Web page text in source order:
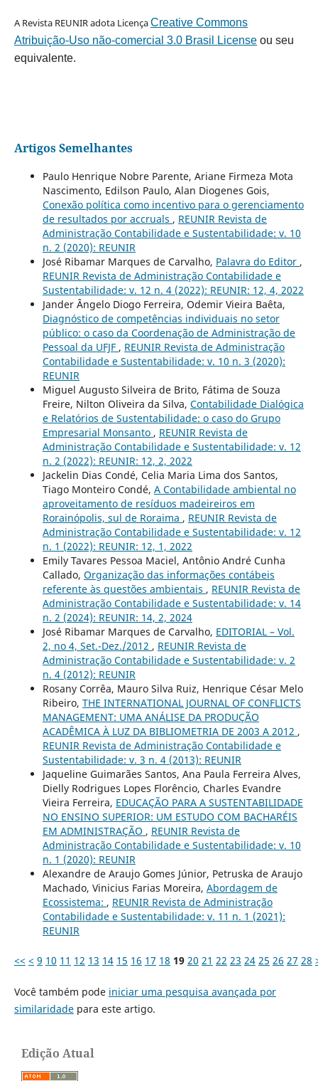
A Revista REUNIR adota LicençaCreative Commons
Atribuição-Uso não-comercial 3.0 Brasil Licenseou seu
equivalente.
Artigos Semelhantes
Paulo Henrique Nobre Parente, Ariane Firmeza Mota
Nascimento, Edilson Paulo, Alan Diogenes Gois,
Conexão política como incentivo para o gerenciamento
de resultados por accruals , REUNIR Revista de
Administração Contabilidade e Sustentabilidade: v. 10
n. 2 (2020): REUNIR
José Ribamar Marques de Carvalho, Palavra do Editor ,
REUNIR Revista de Administração Contabilidade e
Sustentabilidade: v. 12 n. 4 (2022): REUNIR: 12, 4, 2022
Jander Ângelo Diogo Ferreira, Odemir Vieira Baêta,
Diagnóstico de competências individuais no setor
público: o caso da Coordenação de Administração de
Pessoal da UFJF , REUNIR Revista de Administração
Contabilidade e Sustentabilidade: v. 10 n. 3 (2020):
REUNIR
Miguel Augusto Silveira de Brito, Fátima de Souza
Freire, Nilton Oliveira da Silva, Contabilidade Dialógica
e Relatórios de Sustentabilidade: o caso do Grupo
Empresarial Monsanto , REUNIR Revista de
Administração Contabilidade e Sustentabilidade: v. 12
n. 2 (2022): REUNIR: 12, 2, 2022
Jackelin Dias Condé, Celia Maria Lima dos Santos,
Tiago Monteiro Condé, A Contabilidade ambiental no
aproveitamento de resíduos madeireiros em
Rorainópolis, sul de Roraima , REUNIR Revista de
Administração Contabilidade e Sustentabilidade: v. 12
n. 1 (2022): REUNIR: 12, 1, 2022
Emily Tavares Pessoa Maciel, Antônio André Cunha
Callado, Organização das informações contábeis
referente às questões ambientais , REUNIR Revista de
Administração Contabilidade e Sustentabilidade: v. 14
n. 2 (2024): REUNIR: 14, 2, 2024
José Ribamar Marques de Carvalho, EDITORIAL – Vol.
2, no 4, Set.-Dez./2012 , REUNIR Revista de
Administração Contabilidade e Sustentabilidade: v. 2
n. 4 (2012): REUNIR
Rosany Corrêa, Mauro Silva Ruiz, Henrique César Melo
Ribeiro, THE INTERNATIONAL JOURNAL OF CONFLICTS
MANAGEMENT: UMA ANÁLISE DA PRODUÇÃO
ACADÊMICA À LUZ DA BIBLIOMETRIA DE 2003 A 2012 ,
REUNIR Revista de Administração Contabilidade e
Sustentabilidade: v. 3 n. 4 (2013): REUNIR
Jaqueline Guimarães Santos, Ana Paula Ferreira Alves,
Dielly Rodrigues Lopes Florêncio, Charles Evandre
Vieira Ferreira, EDUCAÇÃO PARA A SUSTENTABILIDADE
NO ENSINO SUPERIOR: UM ESTUDO COM BACHARÉIS
EM ADMINISTRAÇÃO , REUNIR Revista de
Administração Contabilidade e Sustentabilidade: v. 10
n. 1 (2020): REUNIR
Alexandre de Araujo Gomes Júnior, Petruska de Araujo
Machado, Vinicius Farias Moreira, Abordagem de
Ecossistema: , REUNIR Revista de Administração
Contabilidade e Sustentabilidade: v. 11 n. 1 (2021):
REUNIR
<< < 9 10 11 12 13 14 15 16 17 18 19 20 21 22 23 24 25 26 27 28
Você também pode iniciar uma pesquisa avançada por
similaridadepara este artigo.
Edição Atual